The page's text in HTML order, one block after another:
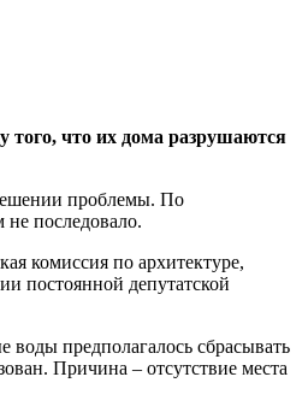
того, что их дома разрушаются
проблемы. По
последовало.
комиссия по архитектуре,
постоянной депутатской
предполагалось сбрасывать
Причина – отсутствие места